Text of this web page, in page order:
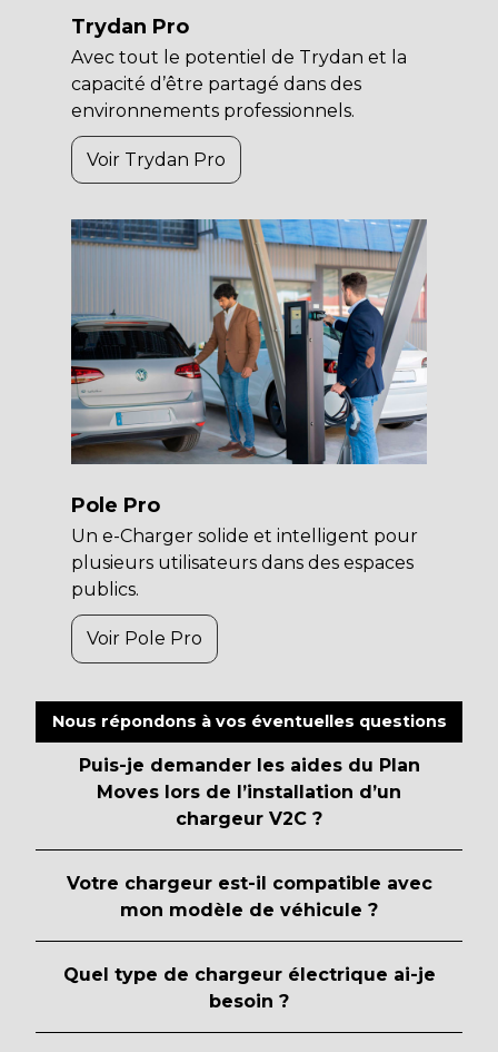
Trydan Pro
Avec tout le potentiel de Trydan et la
capacité d’être partagé dans des
environnements professionnels.
Voir Trydan Pro
Pole Pro
Un e-Charger solide et intelligent pour
plusieurs utilisateurs dans des espaces
publics.
Voir Pole Pro
Nous répondons à vos éventuelles questions
Puis-je demander les aides du Plan
Moves lors de l’installation d’un
chargeur V2C ?
Votre chargeur est-il compatible avec
mon modèle de véhicule ?
Quel type de chargeur électrique ai-je
besoin ?